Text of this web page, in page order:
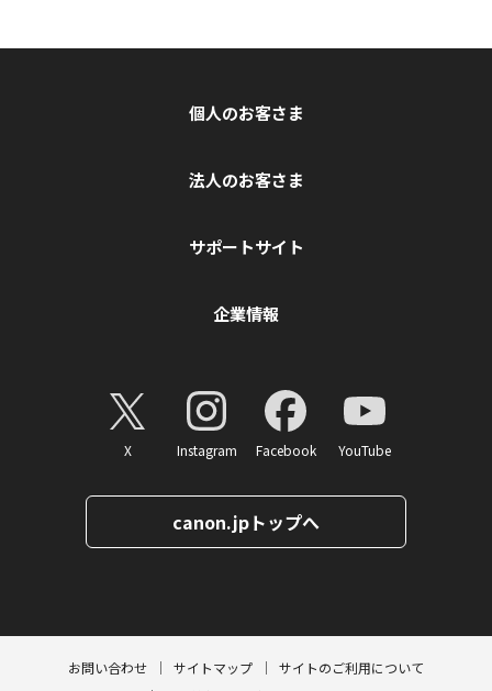
個人のお客さま
法人のお客さま
サポートサイト
企業情報
X Instagram Facebook YouTube
canon.jpトップへ
お問い合わせ サイトマップ
サイトのご利用について